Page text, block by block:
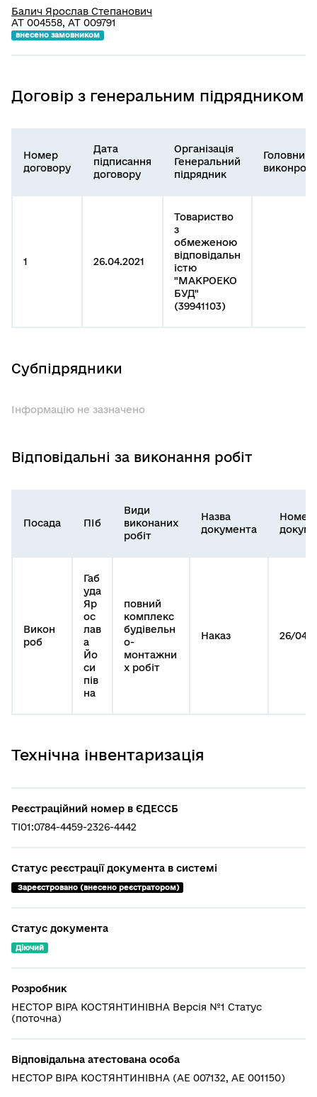
Балич Ярослав Степанович
АТ 004558, АТ 009791
внесено замовником
Договір з генеральним підрядником
Номер
договору
Дата
підписання
договору
Організація
Генеральний
підрядник
Головний
виконроб
1 26.04.2021
Товариство
з
обмеженою
відповідальн
істю
"МАКРОЕКО
БУД"
(39941103)
Субпідрядники
Інформацію не зазначено
Відповідальні за виконання робіт
Посада ПІб
Види
виконаних
робіт
Назва
документа
Номер
Викон
роб
Габ
уда
Яр
ос
лав
а
Йо
си
пів
на
повний
комплекс
будівельн
о-
монтажни
х робіт
Наказ 26/04/
Технічна інвентаризація
Реєстраційний номер в ЄДЕССБ
TI01:0784-4459-2326-4442
Статус реєстрації документа в системі
Зареєстровано (внесено реєстратором)
Статус документа
Діючий
Розробник
НЕСТОР ВІРА КОСТЯНТИНІВНА Версія №1 Статус
(поточна)
Відповідальна атестована особа
НЕСТОР ВІРА КОСТЯНТИНІВНА (АЕ 007132, АЕ 001150)